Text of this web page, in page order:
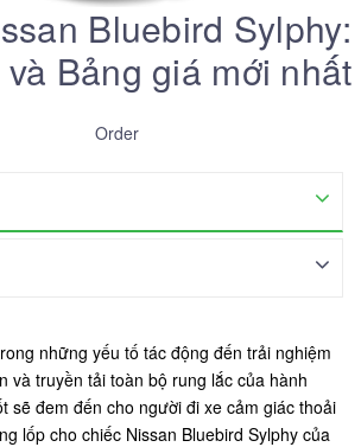
Bluebird Sylphy:
Bảng giá mới nhất
Order
những yếu tố tác động đến trải nghiệm
và truyền tải toàn bộ rung lắc của hành
sẽ đem đến cho người đi xe cảm giác thoải
lốp cho chiếc Nissan Bluebird Sylphy của